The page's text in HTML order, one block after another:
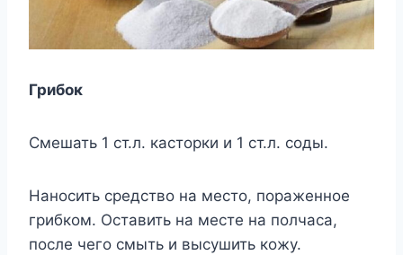
Грибок
Смешать 1 ст.л. касторки и 1 ст.л. соды.
Наносить средство на место, пораженное
грибком. Оставить на месте на полчаса,
после чего смыть и высушить кожу.